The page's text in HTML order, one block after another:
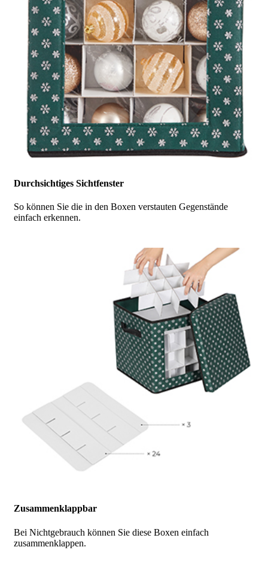
Durchsichtiges Sichtfenster
So können Sie die in den Boxen verstauten Gegenstände
einfach erkennen.
Zusammenklappbar
Bei Nichtgebrauch können Sie diese Boxen einfach
zusammenklappen.